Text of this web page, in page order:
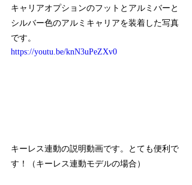
キャリアオプションのフットとアルミバーと
シルバー色のアルミキャリアを装着した写真
です。
https://youtu.be/knN3uPeZXv0
キーレス連動の説明動画です。とても便利で
す！（キーレス連動モデルの場合）